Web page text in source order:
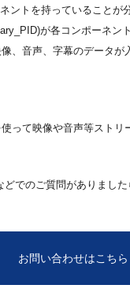
ントを持っていることが
が各コンポーネン
、音声、字幕のデータが
って映像や音声等ストリ
どでのご質問がありまし
お問い合わせはこちら